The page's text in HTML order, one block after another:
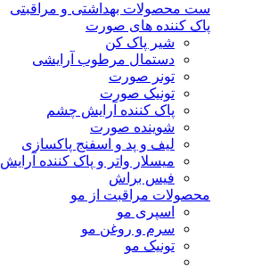
ست محصولات بهداشتی و مراقبتی
پاک کننده های صورت
شیر پاک کن
دستمال مرطوب آرایشی
تونر صورت
تونیک صورت
پاک کننده آرایش چشم
شوینده صورت
لیف و پد و اسفنج پاکسازی
میسلار واتر و پاک کننده آرایش
فیس براش
محصولات مراقبت از مو
اسپری مو
سرم و روغن مو
تونیک مو